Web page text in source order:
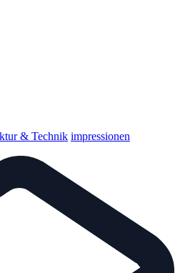
& Technik impressionen